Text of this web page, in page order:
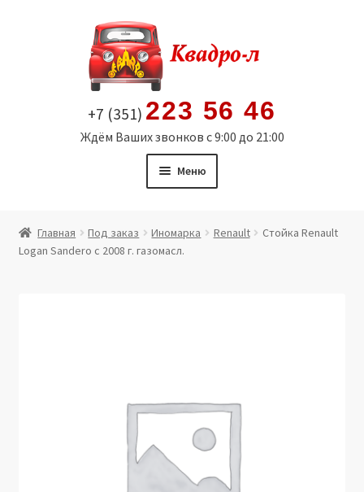
содержимому
+7 (351) 223 56 46
Ждём Ваших звонков с 9:00 до 21:00
Меню
Витрина
Юридические данные
Главная Под заказ Иномарка Renault
Стойка Renault
Logan Sandero c 2008 г. газомасл.